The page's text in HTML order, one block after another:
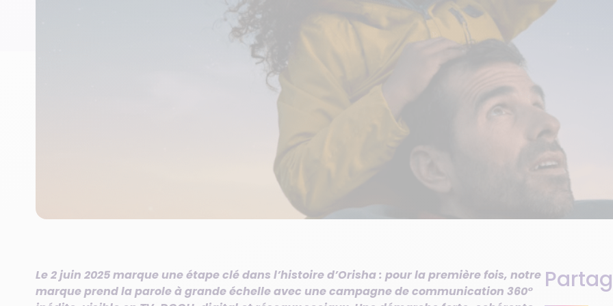
Le 2 juin 2025 marque une étape clé dans l’histoire d’Orisha : pour la première fois, notre
marque prend la parole à grande échelle avec une campagne de communication 360°